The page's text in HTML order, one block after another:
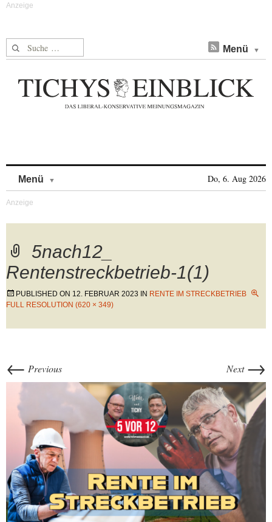
Suche nach: Menü
Menü Do, 6. Aug 2026
5nach12_
Rentenstreckbetrieb-1(1)
PUBLISHED ON 12. FEBRUAR 2023 IN RENTE IM STRECKBETRIEB
FULL RESOLUTION (620 × 349)
← Previous Next →